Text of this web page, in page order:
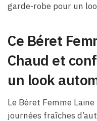
garde-robe pour un
Ce Béret
Chaud et
un look
Le Béret Femme
journées fraîches